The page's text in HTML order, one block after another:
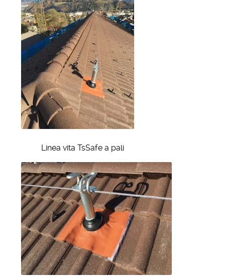
Linea vita TsSafe a pali